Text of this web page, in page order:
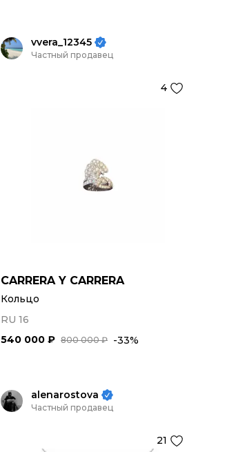
vvera_12345
Частный продавец
4
CARRERA Y CARRERA
Кольцо
RU 16
800 000 ₽
540 000 ₽ -33%
alenarostova
Частный продавец
21